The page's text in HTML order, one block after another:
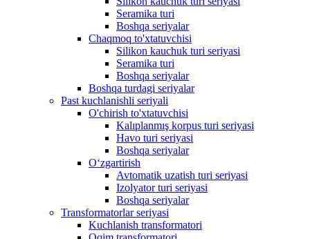
Seramika turi
Boshqa seriyalar
Chaqmoq to'xtatuvchisi
Silikon kauchuk turi seriyasi
Seramika turi
Boshqa seriyalar
Boshqa turdagi seriyalar
Past kuchlanishli seriyali
O'chirish to'xtatuvchisi
Kalıplanmış korpus turi seriyasi
Havo turi seriyasi
Boshqa seriyalar
Oʻzgartirish
Avtomatik uzatish turi seriyasi
Izolyator turi seriyasi
Boshqa seriyalar
Transformatorlar seriyasi
Kuchlanish transformatori